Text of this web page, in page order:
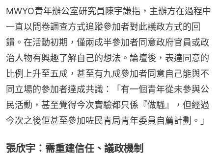
MWYO青年辦公室研究員陳宇謙指，主辦方在過程中
一直以問卷調查方式追蹤參加者對此議政方式的回
饋。在活動初期，僅兩成半參加者同意政府官員或政
治人物有興趣了解自己的想法。論壇後，表達同意的
比例上升至五成，甚至有九成參加者同意自己能與不
同立場的參加者達成共識：「有一個青年從未參與公
民活動，甚至覺得今次實驗都只係『做騷』，但經過
今次之後佢甚至參加咗民青局青年委員自薦計劃。」
張欣宇：需重建信任、議政機制